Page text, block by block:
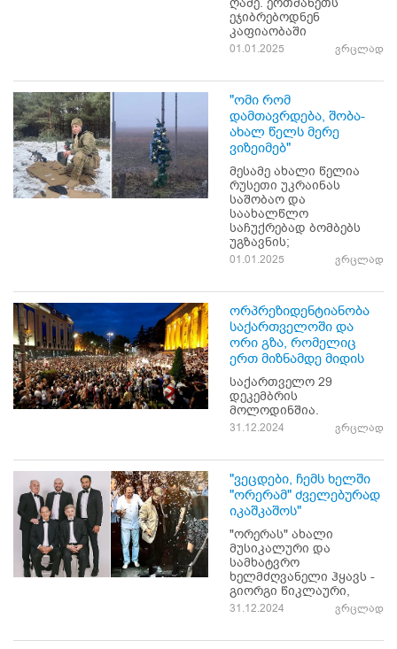
ეჯიბრებოდნენ
კაფიაობაში
01.01.2025 ვრცლად
"ომი რომ
დამთავრდება, შობა-
ახალ წელს მერე
ვიზეიმებ"
მესამე ახალი წელია
რუსეთი უკრაინას
საშობაო და
საახალწლო
საჩუქრებად ბომბებს
უგზავნის;
01.01.2025 ვრცლად
ორპრეზიდენტიანობა
საქართველოში და
ორი გზა, რომელიც
ერთ მიზნამდე მიდის
საქართველო 29
დეკემბრის
მოლოდინშია.
31.12.2024 ვრცლად
"ვეცდები, ჩემს ხელში
"ორერამ" ძველებურად
იკაშკაშოს"
"ორერას" ახალი
მუსიკალური და
სამხატვრო
ხელმძღვანელი ჰყავს -
გიორგი წიკლაური,
31.12.2024 ვრცლად